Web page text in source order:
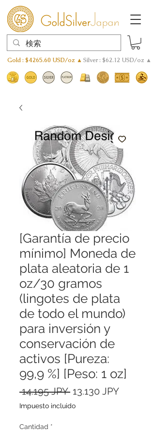
Gold : $4265.60 USD/oz ▲ Silver : $62.12 USD/oz ▲
[Garantía de precio
mínimo] Moneda de
plata aleatoria de 1
oz/30 gramos
(lingotes de plata
de todo el mundo)
para inversión y
conservación de
activos [Pureza:
99,9 %] [Peso: 1 oz]
14.195 JPY Precio
13.130 JPYPrecio
Impuesto incluido
Cantidad *